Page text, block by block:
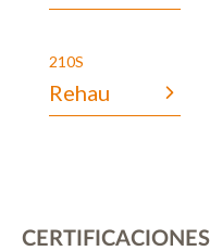
210S
Rehau
CERTIFICACIONES